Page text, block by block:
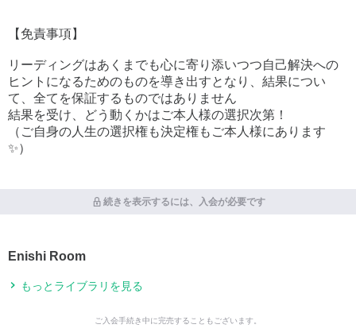
【免責事項】
リーディングはあくまでも心に寄り添いつつ自己解決への
ヒントになるためのものを導き出すとなり、結果につい
て、全てを保証するものではありません
結果を受け、どう動くかはご本人様の選択次第！
（ご自身の人生の選択権も決定権もご本人様にあります
✨）
続きを表示するには、入会が必要です
Enishi Room
もっとライブラリを見る
ご入会手続き中に完売することもございます。